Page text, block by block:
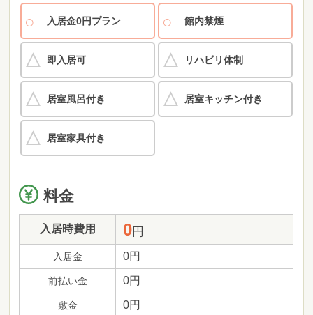
入居金0円プラン 館内禁煙
即入居可 リハビリ体制
居室風呂付き 居室キッチン付き
居室家具付き
料金
入居時費用 0円
入居金 0円
前払い金 0円
敷金 0円